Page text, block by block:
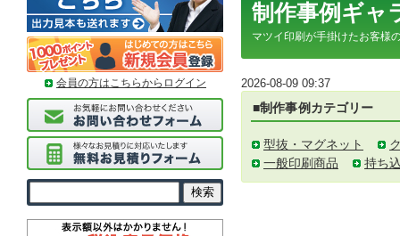
制作事例ギャ
マツイ印刷が手掛けたお客様
2026-08-09 09:37
■制作事例カテゴリー
型抜・マグネット
一般印刷商品
持ち
会員の方はこちらからログイン